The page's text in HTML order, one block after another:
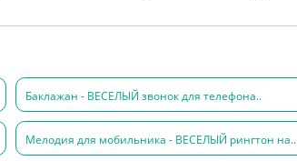
Баклажан - ВЕСЕЛЫЙ звонок для телефона..
Мелодия для мобильника - ВЕСЕЛЫЙ рингтон на..